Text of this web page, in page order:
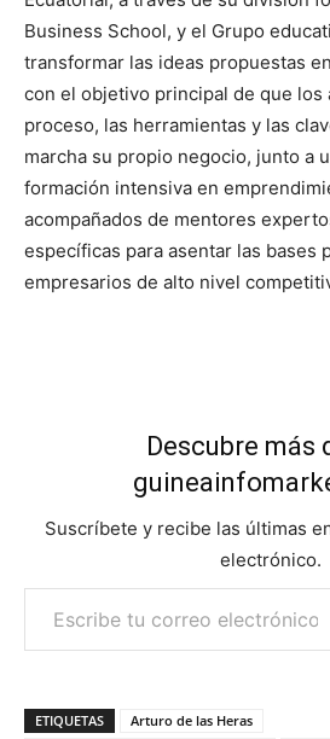
Business School, y el Grupo
transformar las ideas propuestas
con el objetivo principal de que los
proceso, las herramientas y las
marcha su propio negocio, junto a
formación intensiva en
acompañados de mentores
específicas para asentar las bases
empresarios de alto nivel
Descubre más
Suscríbete y recibe las últimas
electrónico.
Escribe tu correo electrónico…
ETIQUETAS
Arturo de las Heras